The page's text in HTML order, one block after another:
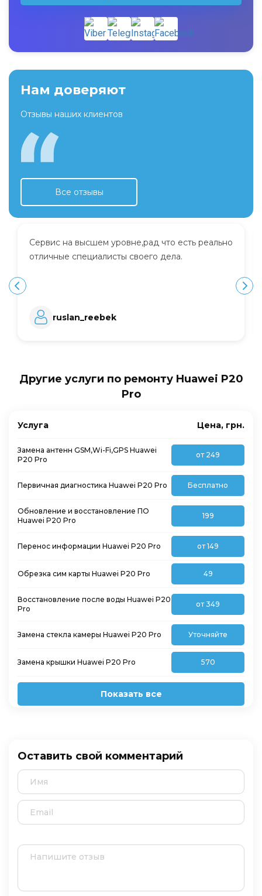
Нам доверяют
Отзывы наших клиентов
Все отзывы
Сервис на высшем уровне,рад что есть реально
отличные специалисты своего дела.
ruslan_reebek
Другие услуги по ремонту Huawei P20
Pro
Услуга Цена, грн.
Замена антенн GSM,Wi-Fi,GPS Huawei
P20 Pro
от 249
Первичная диагностика Huawei P20 Pro Бесплатно
Обновление и восстановление ПО
Huawei P20 Pro
199
Перенос информации Huawei P20 Pro от 149
Обрезка сим карты Huawei P20 Pro 49
Восстановление после воды Huawei P20
Pro
от 349
Замена стекла камеры Huawei P20 Pro Уточняйте
Замена крышки Huawei P20 Pro 570
Показать все
Оставить свой комментарий